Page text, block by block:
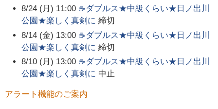
8/24 (月) 11:00 ☕ダブルス★中級くらい★日ノ出川
公園★楽しく真剣に 締切
8/14 (金) 13:00 ☕ダブルス★中級くらい★日ノ出川
公園★楽しく真剣に 締切
8/10 (月) 13:00 ☕ダブルス★中級くらい★日ノ出川
公園★楽しく真剣に 中止
アラート機能のご案内